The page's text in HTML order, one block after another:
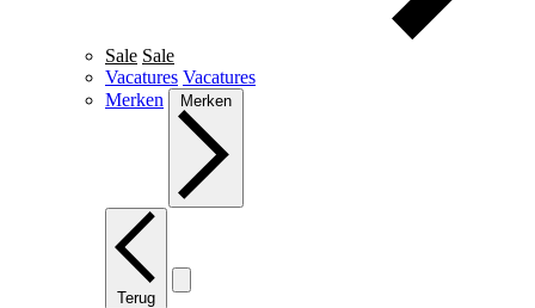
Sale Sale
Vacatures Vacatures
Merken
Merken
Terug